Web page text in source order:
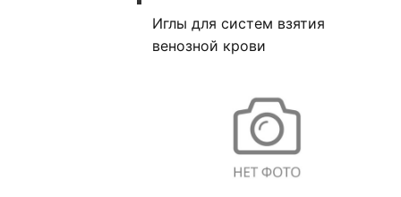
Иглы для систем взятия
венозной крови